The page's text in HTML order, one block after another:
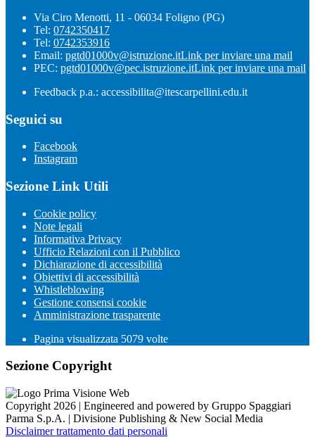
Via Ciro Menotti, 11 - 06034 Foligno (PG)
Tel: 0742350417
Tel: 0742353916
Email: pgtd01000v@istruzione.itLink per inviare una mail
PEC: pgtd01000v@pec.istruzione.itLink per inviare una mail
Feedback p.a.: accessibilita@itescarpellini.edu.it
Seguici su
Facebook
Instagram
Sezione Link Utili
Cookie policy
Note legali
Informativa Privacy
Ufficio Relazioni con il Pubblico
Dichiarazione di accessibilità
Obiettivi di accessibilità
Whistleblowing
Gestione consensi cookie
Amministrazione trasparente
Pagina visualizzata 5079 volte
Sezione Copyright
Copyright 2026 | Engineered and powered by Gruppo Spaggiari
Parma S.p.A. | Divisione Publishing & New Social Media
Disclaimer trattamento dati personali